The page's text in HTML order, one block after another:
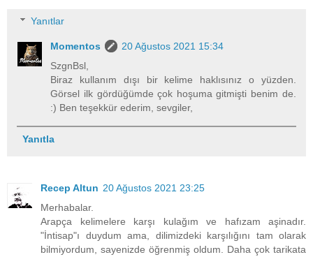
Yanıtlar
Momentos
20 Ağustos 2021 15:34
SzgnBsl,
Biraz kullanım dışı bir kelime haklısınız o yüzden.
Görsel ilk gördüğümde çok hoşuma gitmişti benim de.
:) Ben teşekkür ederim, sevgiler,
Yanıtla
Recep Altun 20 Ağustos 2021 23:25
Merhabalar.
Arapça kelimelere karşı kulağım ve hafızam aşinadır.
"İntisap"ı duydum ama, dilimizdeki karşılığını tam olarak
bilmiyordum, sayenizde öğrenmiş oldum. Daha çok tarikata